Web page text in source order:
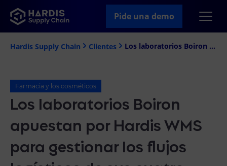
Pide una demo
Hardis Supply Chain Clientes Los laboratorios Boiron apuestan por Hardis WMS para gestionar los flujos logísticos de sus cuatro plantas de producción
Farmacia y los cosméticos
Los laboratorios Boiron
apuestan por Hardis WMS
para gestionar los flujos